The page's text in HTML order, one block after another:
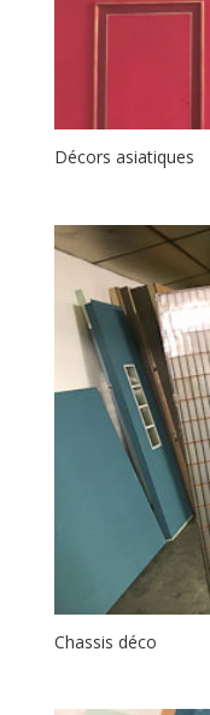
Décors asiatiques
Chassis déco